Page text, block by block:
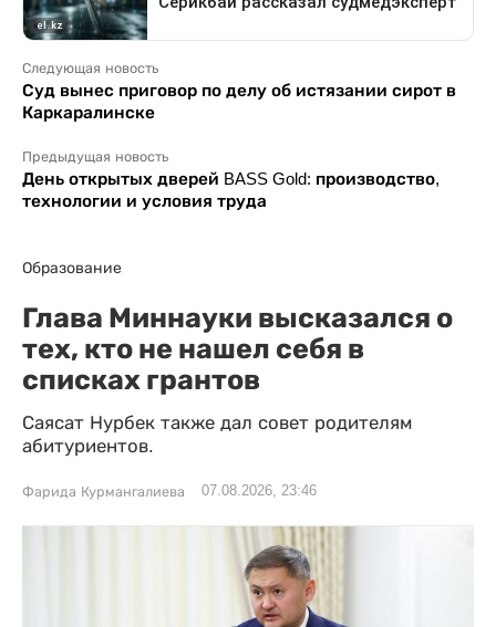
Следующая новость
Суд вынес приговор по делу об истязании сирот в
Каркаралинске
Предыдущая новость
День открытых дверей BASS Gold: производство,
технологии и условия труда
Образование
Глава Миннауки высказался о
тех, кто не нашел себя в
списках грантов
Саясат Нурбек также дал совет родителям
абитуриентов.
Фарида Курмангалиева 07.08.2026, 23:46